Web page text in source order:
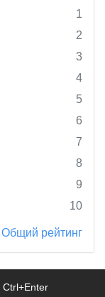
1
2
3
4
5
6
7
8
9
10
Общий рейтинг
Ctrl+Enter